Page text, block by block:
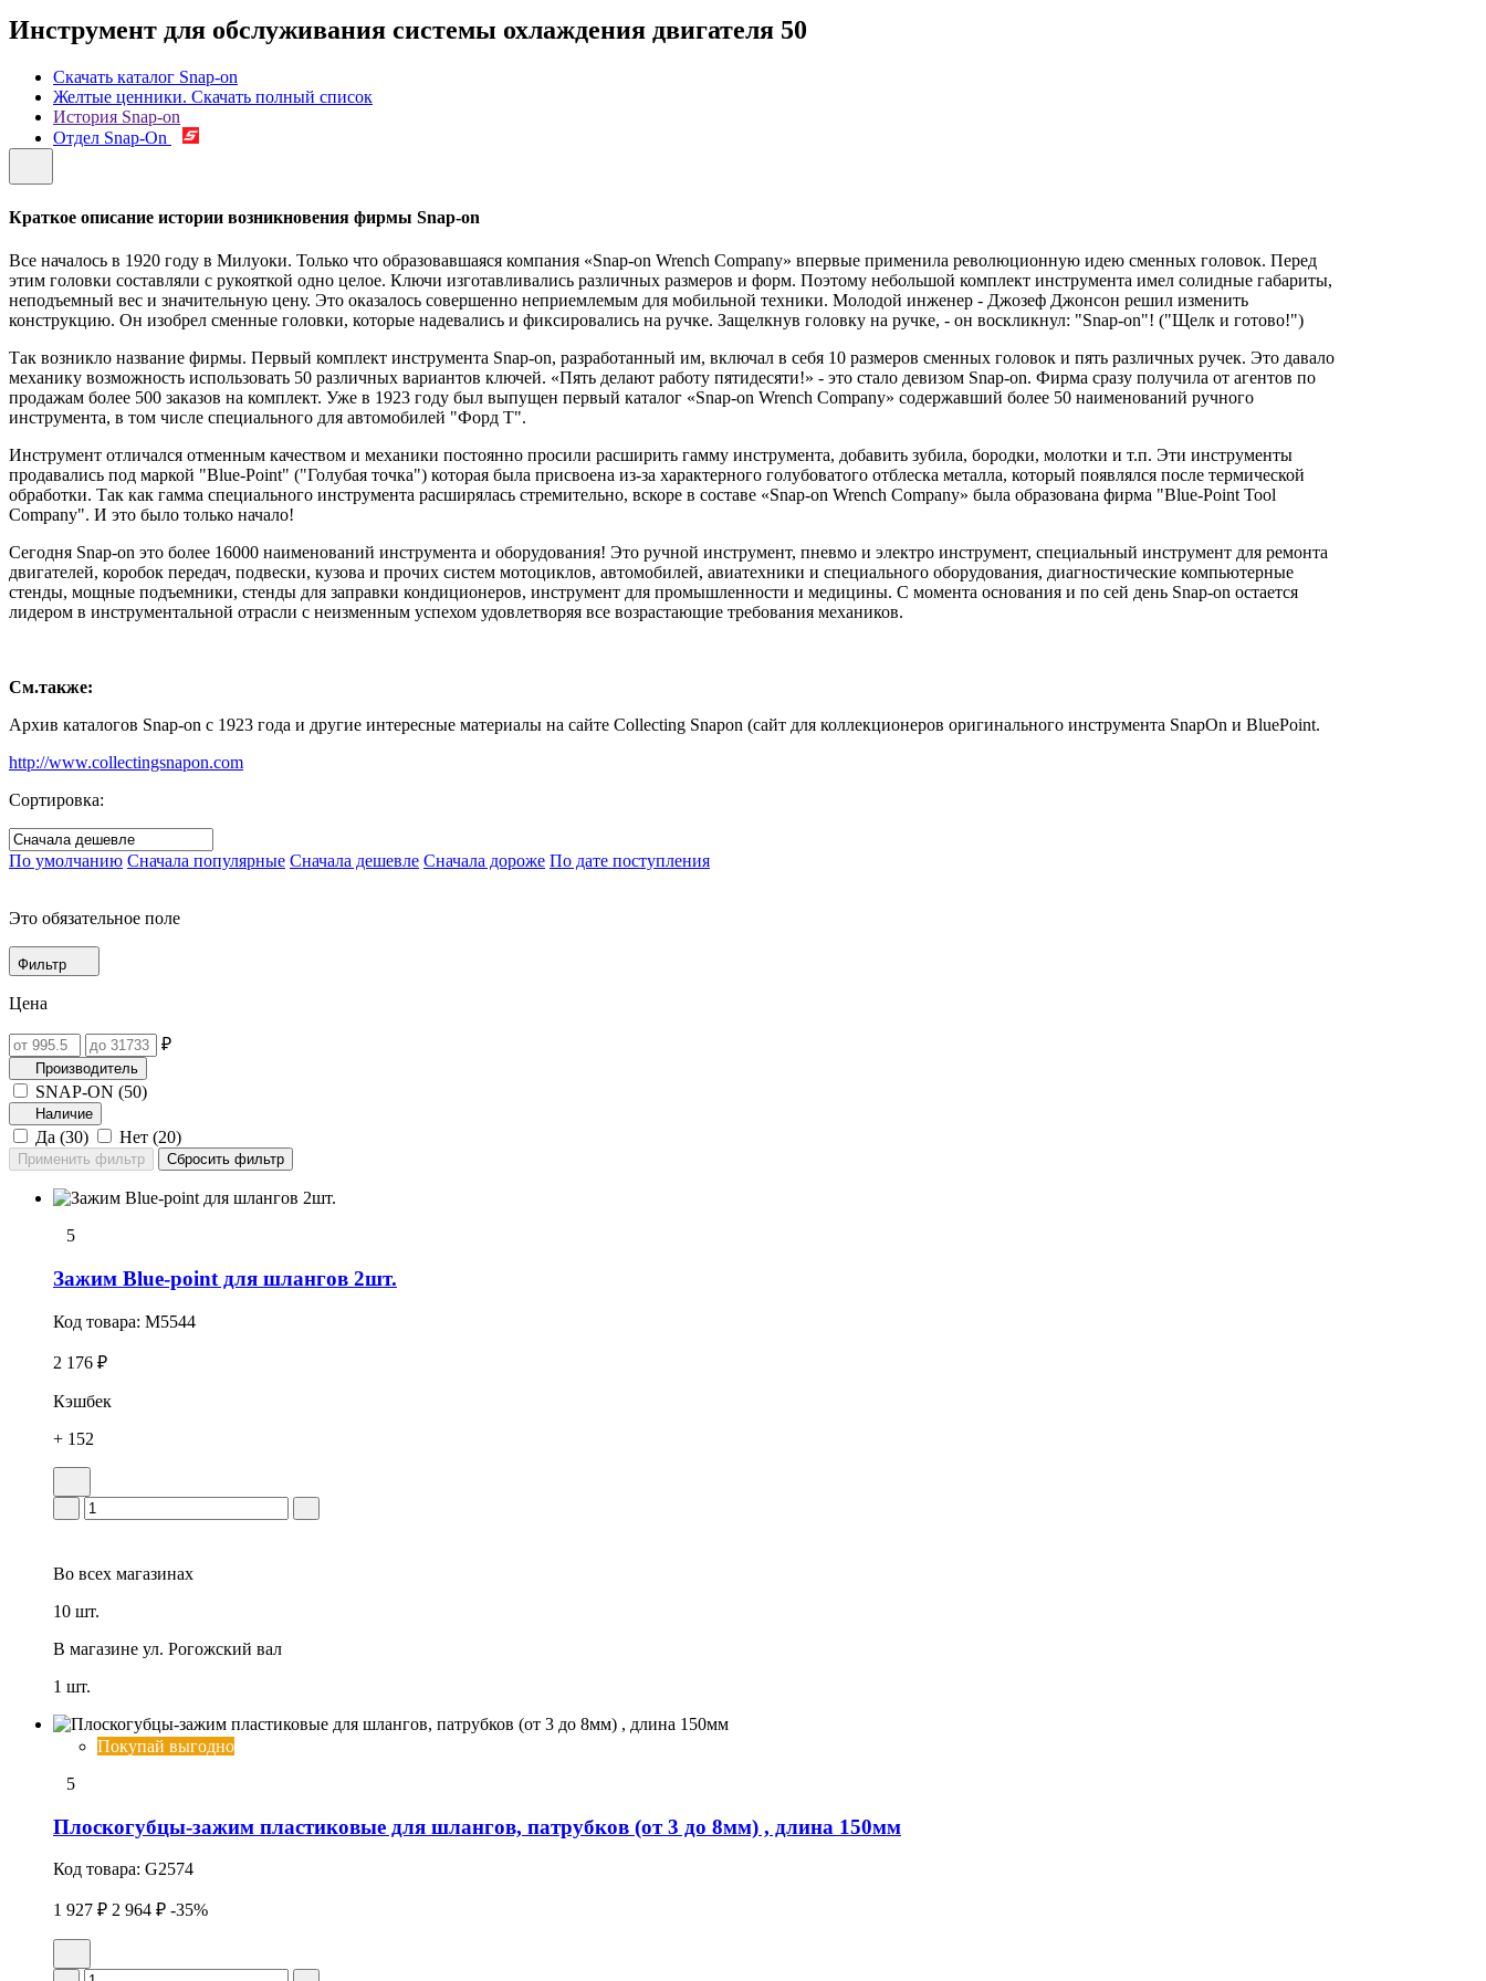
Инструмент для обслуживания системы охлаждения двигателя 50
Скачать каталог Snap-on
Желтые ценники. Скачать полный список
История Snap-on
Отдел Snap-On
Краткое описание истории возникновения фирмы Snap-on
Все началось в 1920 году в Милуоки. Только что образовавшаяся компания «Snap-on Wrench Company» впервые применила революционную идею сменных головок. Перед
этим головки составляли с рукояткой одно целое. Ключи изготавливались различных размеров и форм. Поэтому небольшой комплект инструмента имел солидные габариты,
неподъемный вес и значительную цену. Это оказалось совершенно неприемлемым для мобильной техники. Молодой инженер - Джозеф Джонсон решил изменить
конструкцию. Он изобрел сменные головки, которые надевались и фиксировались на ручке. Защелкнув головку на ручке, - он воскликнул: "Snap-on"! ("Щелк и готово!")
Так возникло название фирмы. Первый комплект инструмента Snap-on, разработанный им, включал в себя 10 размеров сменных головок и пять различных ручек. Это давало
механику возможность использовать 50 различных вариантов ключей. «Пять делают работу пятидесяти!» - это стало девизом Snap-on. Фирма сразу получила от агентов по
продажам более 500 заказов на комплект. Уже в 1923 году был выпущен первый каталог «Snap-on Wrench Company» содержавший более 50 наименований ручного
инструмента, в том числе специального для автомобилей "Форд Т".
Инструмент отличался отменным качеством и механики постоянно просили расширить гамму инструмента, добавить зубила, бородки, молотки и т.п. Эти инструменты
продавались под маркой "Blue-Point" ("Голубая точка") которая была присвоена из-за характерного голубоватого отблеска металла, который появлялся после термической
обработки. Так как гамма специального инструмента расширялась стремительно, вскоре в составе «Snap-on Wrench Company» была образована фирма "Blue-Point Tool
Company". И это было только начало!
Сегодня Snap-on это более 16000 наименований инструмента и оборудования! Это ручной инструмент, пневмо и электро инструмент, специальный инструмент для ремонта
двигателей, коробок передач, подвески, кузова и прочих систем мотоциклов, автомобилей, авиатехники и специального оборудования, диагностические компьютерные
стенды, мощные подъемники, стенды для заправки кондиционеров, инструмент для промышленности и медицины. С момента основания и по сей день Snap-on остается
лидером в инструментальной отрасли с неизменным успехом удовлетворяя все возрастающие требования механиков.
См.также:
Архив каталогов Snap-on с 1923 года и другие интересные материалы на сайте Collecting Snapon (сайт для коллекционеров оригинального инструмента SnapOn и BluePoint.
http://www.collectingsnapon.com
Сортировка:
По умолчанию Сначала популярные Сначала дешевле Сначала дороже По дате поступления
Это обязательное поле
Фильтр
Цена
₽
Производитель
SNAP-ON (50)
Наличие
Да (30) Нет (20)
5
Зажим Blue-point для шлангов 2шт.
Код товара: M5544
2 176 ₽
Кэшбек
+ 152
Во всех магазинах
10 шт.
В магазине ул. Рогожский вал
1 шт.
Покупай выгодно
5
Плоскогубцы-зажим пластиковые для шлангов, патрубков (от 3 до 8мм) , длина 150мм
Код товара: G2574
1 927 ₽ 2 964 ₽ -35%